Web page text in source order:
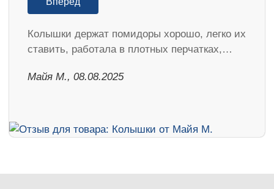
Колышки держат помидоры хорошо, легко их
ставить, работала в плотных перчатках,…
Майя М., 08.08.2025